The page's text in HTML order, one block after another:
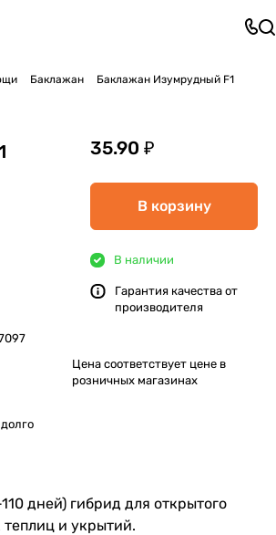
Баклажан Баклажан Изумрудный F1
35.90 ₽
В корзину
В наличии
Гарантия качества от
производителя
Цена соответствует цене в
розничных магазинах
дней) гибрид для открытого
теплиц и укрытий.